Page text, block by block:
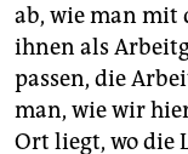
ab, wie man mit
ihnen als
passen, die
man, wie wir
Ort liegt, wo die